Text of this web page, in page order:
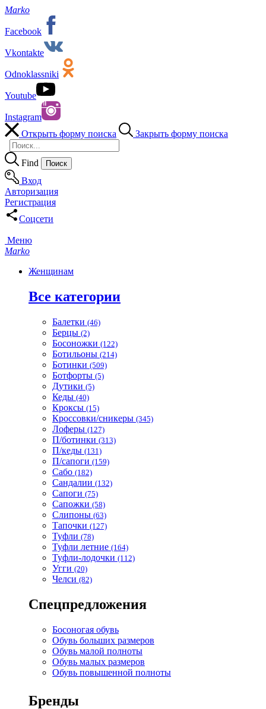
Marko
Facebook
Vkontakte
Odnoklassniki
Youtube
Instagram
Открыть форму поиска
Закрыть форму поиска
Find
Вход
Авторизация
Регистрация
Соцсети
Меню
Marko
Женщинам
Все категории
Балетки (46)
Берцы (2)
Босоножки (122)
Ботильоны (214)
Ботинки (509)
Ботфорты (5)
Дутики (5)
Кеды (40)
Кроксы (15)
Кроссовки/сникеры (345)
Лоферы (127)
П/ботинки (313)
П/кеды (131)
П/сапоги (159)
Сабо (182)
Сандалии (132)
Сапоги (75)
Сапожки (58)
Слипоны (63)
Тапочки (127)
Туфли (78)
Туфли летние (164)
Туфли-лодочки (112)
Угги (20)
Челси (82)
Спецпредложения
Босоногая обувь
Обувь больших размеров
Обувь малой полноты
Обувь малых размеров
Обувь повышенной полноты
Бренды